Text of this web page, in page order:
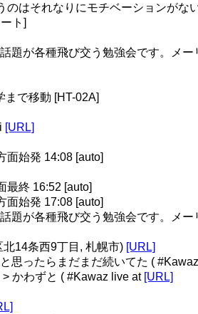
はそれなりにモチベーションがな
ト]
題が各種飛び交う勉強会です。メー
で移動 [HT-02A]
[URL]
面始発 14:08 [auto]
最終 16:52 [auto]
面始発 17:08 [auto]
題が各種飛び交う勉強会です。メー
北14条西9丁目, 札幌市) [URL]
思ったらまだまだ続いてた (
かわずと ( #Kawaz live at [URL]